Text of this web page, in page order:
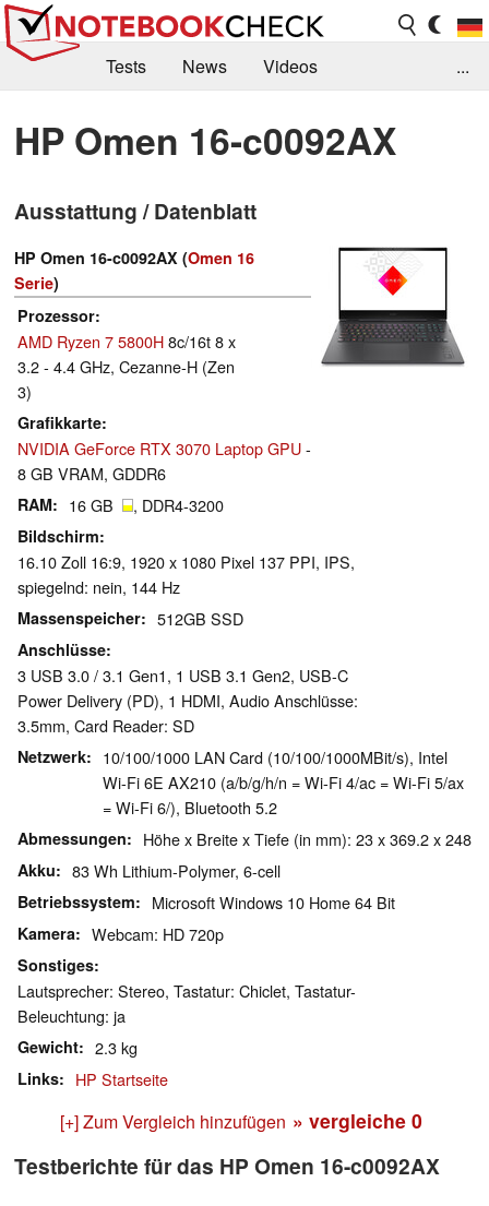
Tests News
Videos
Kaufberatung
Deals Suche
Jobs
Forum
...
HP Omen 16-c0092AX
Ausstattung / Datenblatt
HP Omen 16-c0092AX (Omen 16
Serie)
Prozessor
AMD Ryzen 7 5800H8c/16t 8 x
3.2 - 4.4 GHz, Cezanne-H (Zen
3)
Grafikkarte
NVIDIA GeForce RTX 3070 Laptop GPU-
8 GB VRAM, GDDR6
RAM 16 GB , DDR4-3200
Bildschirm
16.10 Zoll 16:9, 1920 x 1080 Pixel 137 PPI, IPS,
spiegelnd: nein, 144 Hz
Massenspeicher 512GB SSD
Anschlüsse
3 USB 3.0 / 3.1 Gen1, 1 USB 3.1 Gen2, USB-C
Power Delivery (PD), 1 HDMI, Audio Anschlüsse:
3.5mm, Card Reader: SD
Netzwerk
10/100/1000 LAN Card (10/100/1000MBit/s), Intel
Wi-Fi 6E AX210 (a/b/g/h/n = Wi-Fi 4/ac = Wi-Fi 5/ax
= Wi-Fi 6/), Bluetooth 5.2
Abmessungen Höhe x Breite x Tiefe (in mm): 23 x 369.2 x 248
Akku 83 Wh Lithium-Polymer, 6-cell
Betriebssystem Microsoft Windows 10 Home 64 Bit
Kamera Webcam: HD 720p
Sonstiges
Lautsprecher: Stereo, Tastatur: Chiclet, Tastatur-
Beleuchtung: ja
Gewicht 2.3 kg
Links HP Startseite
[+] Zum Vergleich hinzufügen » vergleiche 0
Testberichte für das HP Omen 16-c0092AX